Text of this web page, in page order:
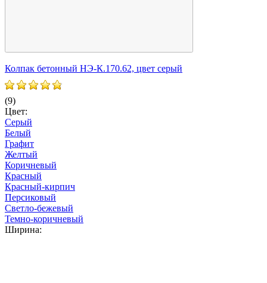
Колпак бетонный НЭ-К.170.62, цвет серый
(9)
Цвет:
Серый
Белый
Графит
Желтый
Коричневый
Красный
Красный-кирпич
Персиковый
Светло-бежевый
Темно-коричневый
Ширина: